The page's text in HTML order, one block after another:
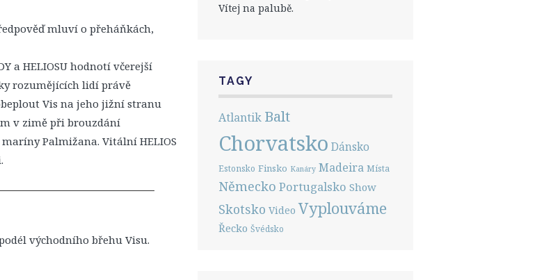
mluví o přeháňkách,
a HELIOSU hodnotí včerejší
rozumějících lidí právě
Vis na jeho jižní stranu
v zimě při brouzdání
Palmižana. Vitální HELIOS
východního břehu Visu.
Vítej na palubě.
TAGY
Atlantik Balt
Chorvatsko Dánsko
Estonsko Finsko Kanáry Madeira Místa
Německo Portugalsko Show
Skotsko Video Vyplouváme
Řecko Švédsko